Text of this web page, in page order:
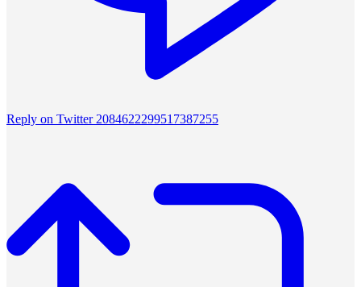
Reply on Twitter 2084622299517387255